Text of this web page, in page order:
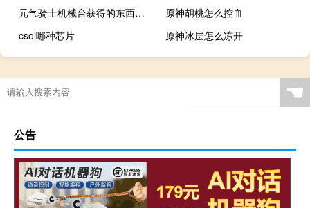
元气骑士机械台获得的东西是永久的吗?
原神胡桃怎么控血
csol哪种芯片
原神冰层怎么冻开
☚
公告